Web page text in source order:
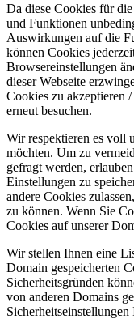
Da diese Cookies für
und Funktionen
Auswirkungen auf die
können Cookies
Browsereinstellungen
dieser Webseite
Cookies zu akzeptieren
erneut besuchen.
Wir respektieren es voll
möchten. Um zu
gefragt werden,
Einstellungen zu
andere Cookies
zu können. Wenn Sie
Cookies auf unserer
Wir stellen Ihnen eine
Domain gespeicherten
Sicherheitsgründen
von anderen Domains